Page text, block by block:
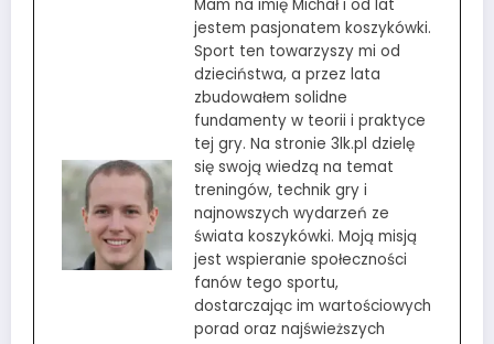
Mam na imię Michał i od lat
jestem pasjonatem koszykówki.
Sport ten towarzyszy mi od
dzieciństwa, a przez lata
zbudowałem solidne
fundamenty w teorii i praktyce
tej gry. Na stronie 3lk.pl dzielę
się swoją wiedzą na temat
treningów, technik gry i
najnowszych wydarzeń ze
świata koszykówki. Moją misją
jest wspieranie społeczności
fanów tego sportu,
dostarczając im wartościowych
porad oraz najświeższych